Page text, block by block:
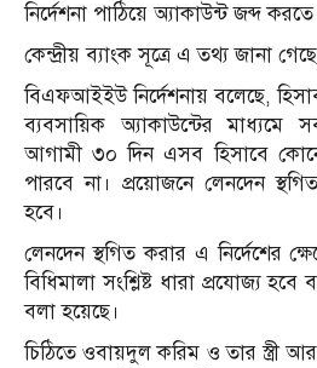
নির্দেশনা পাঠিয়ে অ্যাকাউন্ট জব্দ
কেন্দ্রীয় ব‌্যাংক সূত্রে এ তথ‌্য জানা
বিএফআইইউ নির্দেশনায় বলেছে,
ব্যবসায়িক অ্যাকাউন্টের মাধ্যমে
আগামী ৩০ দিন এসব হিসাবে
পারবে না। প্রয়োজনে লেনদেন
হবে।
লেনদেন স্থগিত করার এ নির্দেশের
বিধিমালা সংশ্লিষ্ট ধারা প্রযোজ্য
বলা হয়েছে।
চিঠিতে ওবায়দুল করিম ও তার স্ত্রী